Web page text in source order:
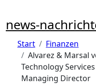
springen
news-
Start
Finanzen
Alvarez & Marsal
Technology
Managing Director